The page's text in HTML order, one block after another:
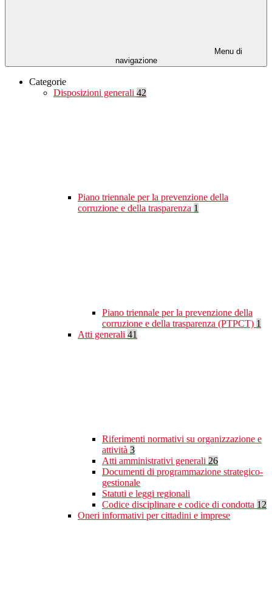
Menu di
navigazione
Categorie
Disposizioni generali 42
Piano triennale per la prevenzione della
corruzione e della trasparenza 1
Piano triennale per la prevenzione della
corruzione e della trasparenza (PTPCT) 1
Atti generali 41
Riferimenti normativi su organizzazione e
attività 3
Atti amministrativi generali 26
Documenti di programmazione strategico-
gestionale
Statuti e leggi regionali
Codice disciplinare e codice di condotta 12
Oneri informativi per cittadini e imprese